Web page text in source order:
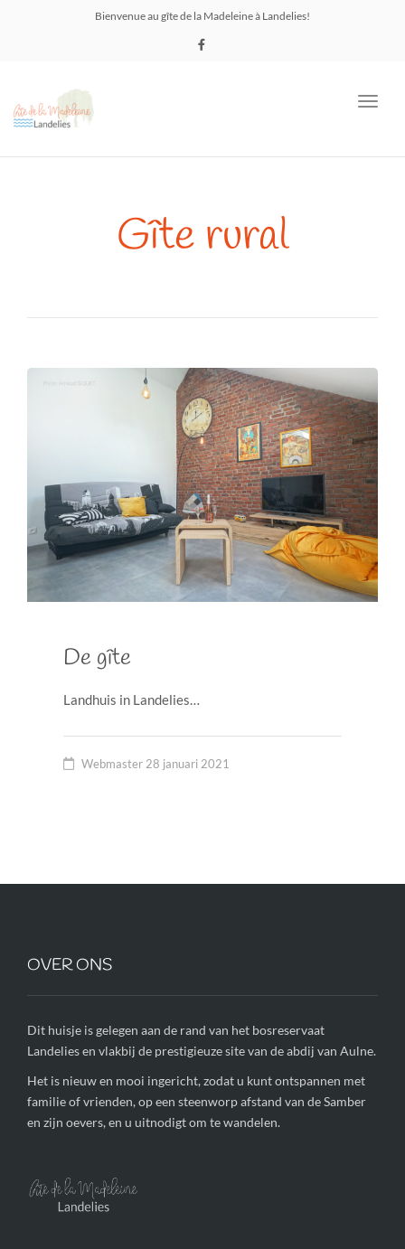
Bienvenue au gîte de la Madeleine à Landelies!
Gîte rural
De gîte
Landhuis in Landelies…
Webmaster 28 januari 2021
OVER ONS
Dit huisje is gelegen aan de rand van het bosreservaat
Landelies en vlakbij de prestigieuze site van de abdij van Aulne.
Het is nieuw en mooi ingericht, zodat u kunt ontspannen met
familie of vrienden, op een steenworp afstand van de Samber
en zijn oevers, en u uitnodigt om te wandelen.